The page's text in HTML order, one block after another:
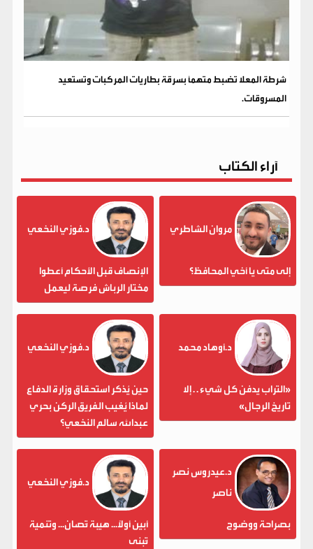
شرطة المعلا تضبط متهماً بسرقة بطاريات المركبات وتستعيد
المسروقات.
آراء الكتاب
مروان الشاطري
إلى متى يا أخي المحافظ؟
د.فوزي النخعي
الإنصاف قبل الأحكام أعطوا
مختار الرباش فرصة ليعمل
د.أوهاد محمد
«التراب يدفن كل شيء . . إلا
تاريخ الرجال»
د.فوزي النخعي
حين يُذكر استحقاق وزارة الدفاع
لماذا يُغيب الفريق الركن بحري
عبدالله سالم النخعي؟
د.عيدروس نصر
ناصر
بصراحة ووضوح
د.فوزي النخعي
أبين أولاً... هيبة تُصان... وتنمية
تُبنى